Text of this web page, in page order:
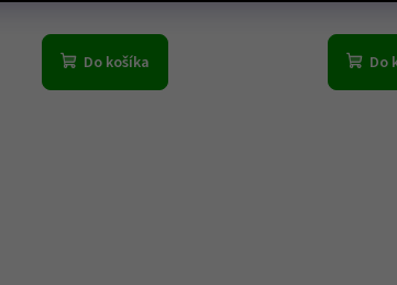
Do košíka Do